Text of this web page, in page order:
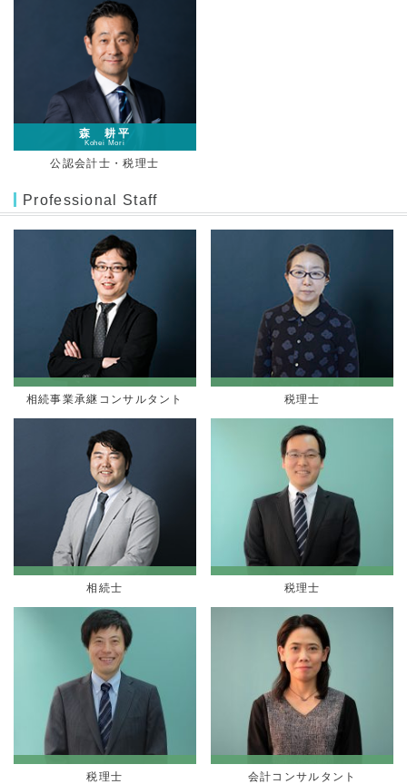
森 耕平
Kohei Mori
公認会計士・税理士
Professional Staff
相続事業承継コンサルタント 税理士
相続士 税理士
税理士 会計コンサルタント